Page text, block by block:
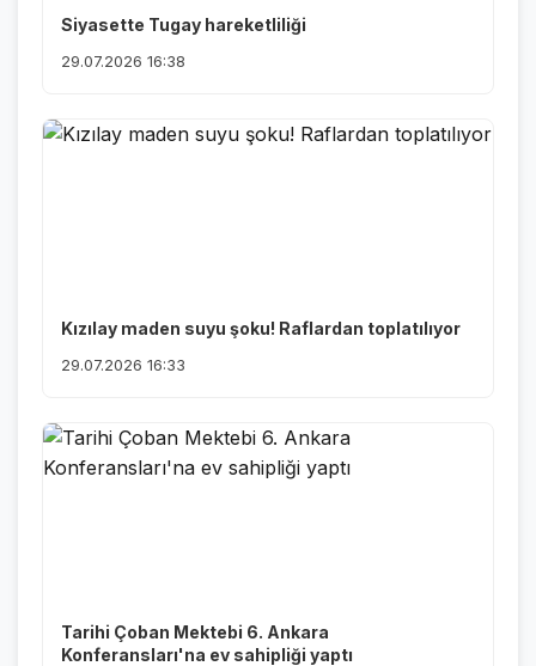
Siyasette Tugay hareketliliği
29.07.2026 16:38
Kızılay maden suyu şoku! Raflardan toplatılıyor
29.07.2026 16:33
Tarihi Çoban Mektebi 6. Ankara
Konferansları'na ev sahipliği yaptı